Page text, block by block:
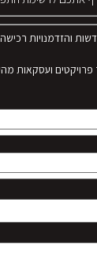
והזדמנויות רכישה
פרויקטים ועסקאות